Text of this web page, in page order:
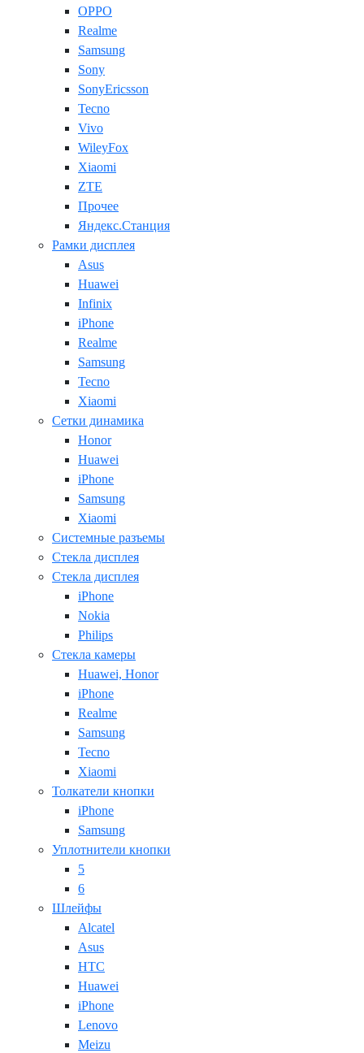
OPPO
Realme
Samsung
Sony
SonyEricsson
Tecno
Vivo
WileyFox
Xiaomi
ZTE
Прочее
Яндекс.Станция
Рамки дисплея
Asus
Huawei
Infinix
iPhone
Realme
Samsung
Tecno
Xiaomi
Сетки динамика
Honor
Huawei
iPhone
Samsung
Xiaomi
Системные разъемы
Стекла дисплея
Стекла дисплея
iPhone
Nokia
Philips
Стекла камеры
Huawei, Honor
iPhone
Realme
Samsung
Tecno
Xiaomi
Толкатели кнопки
iPhone
Samsung
Уплотнители кнопки
5
6
Шлейфы
Alcatel
Asus
HTC
Huawei
iPhone
Lenovo
Meizu